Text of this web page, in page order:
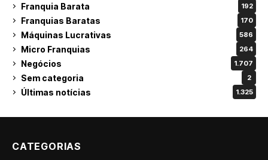
Franquia Barata 192
Franquias Baratas 170
Máquinas Lucrativas 586
Micro Franquias 264
Negócios 1.707
Sem categoria 2
Últimas notícias 1.325
CATEGORIAS